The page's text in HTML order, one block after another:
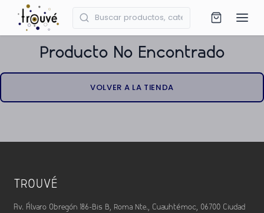
Producto No Encontrado
VOLVER A LA TIENDA
TROUVÉ
Av. Álvaro Obregón 186-Bis B, Roma Nte., Cuauhtémoc, 06700 Ciudad